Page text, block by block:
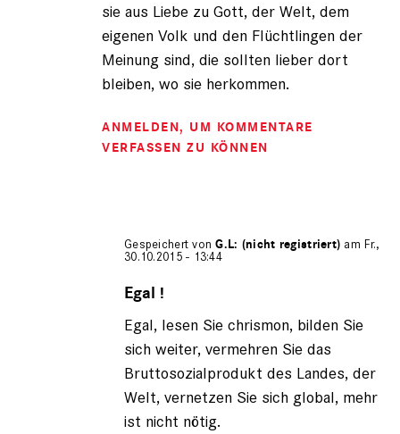
sie aus Liebe zu Gott, der Welt, dem
eigenen Volk und den Flüchtlingen der
Meinung sind, die sollten lieber dort
bleiben, wo sie herkommen.
ANMELDEN, UM KOMMENTARE
VERFASSEN ZU KÖNNEN
Gespeichert vonG.L: (nicht registriert) am Fr.,
30.10.2015 - 13:44
auf
Iwan
der
(nicht
registriert)
Egal !
Egal, lesen Sie chrismon, bilden Sie
sich weiter, vermehren Sie das
Bruttosozialprodukt des Landes, der
Welt, vernetzen Sie sich global, mehr
ist nicht nötig.